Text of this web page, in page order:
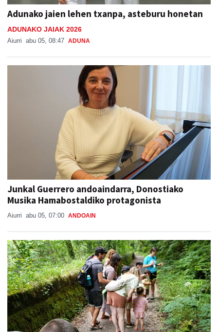
Adunako jaien lehen txanpa, asteburu honetan
ADUNAKO JAIAK 2026
Aiurri abu 05, 08:47 ADUNA
Junkal Guerrero andoaindarra, Donostiako
Musika Hamabostaldiko protagonista
Aiurri abu 05, 07:00 ANDOAIN